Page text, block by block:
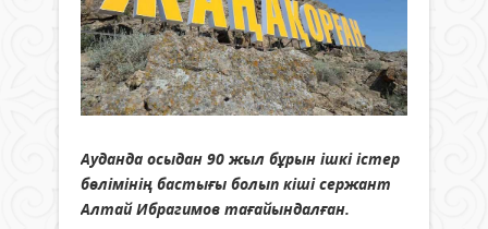
Ауданда осыдан 90 жыл бұрын ішкі істер
бөлімінің бастығы болып кіші сержант
Алтай Ибрагимов тағайындалған.